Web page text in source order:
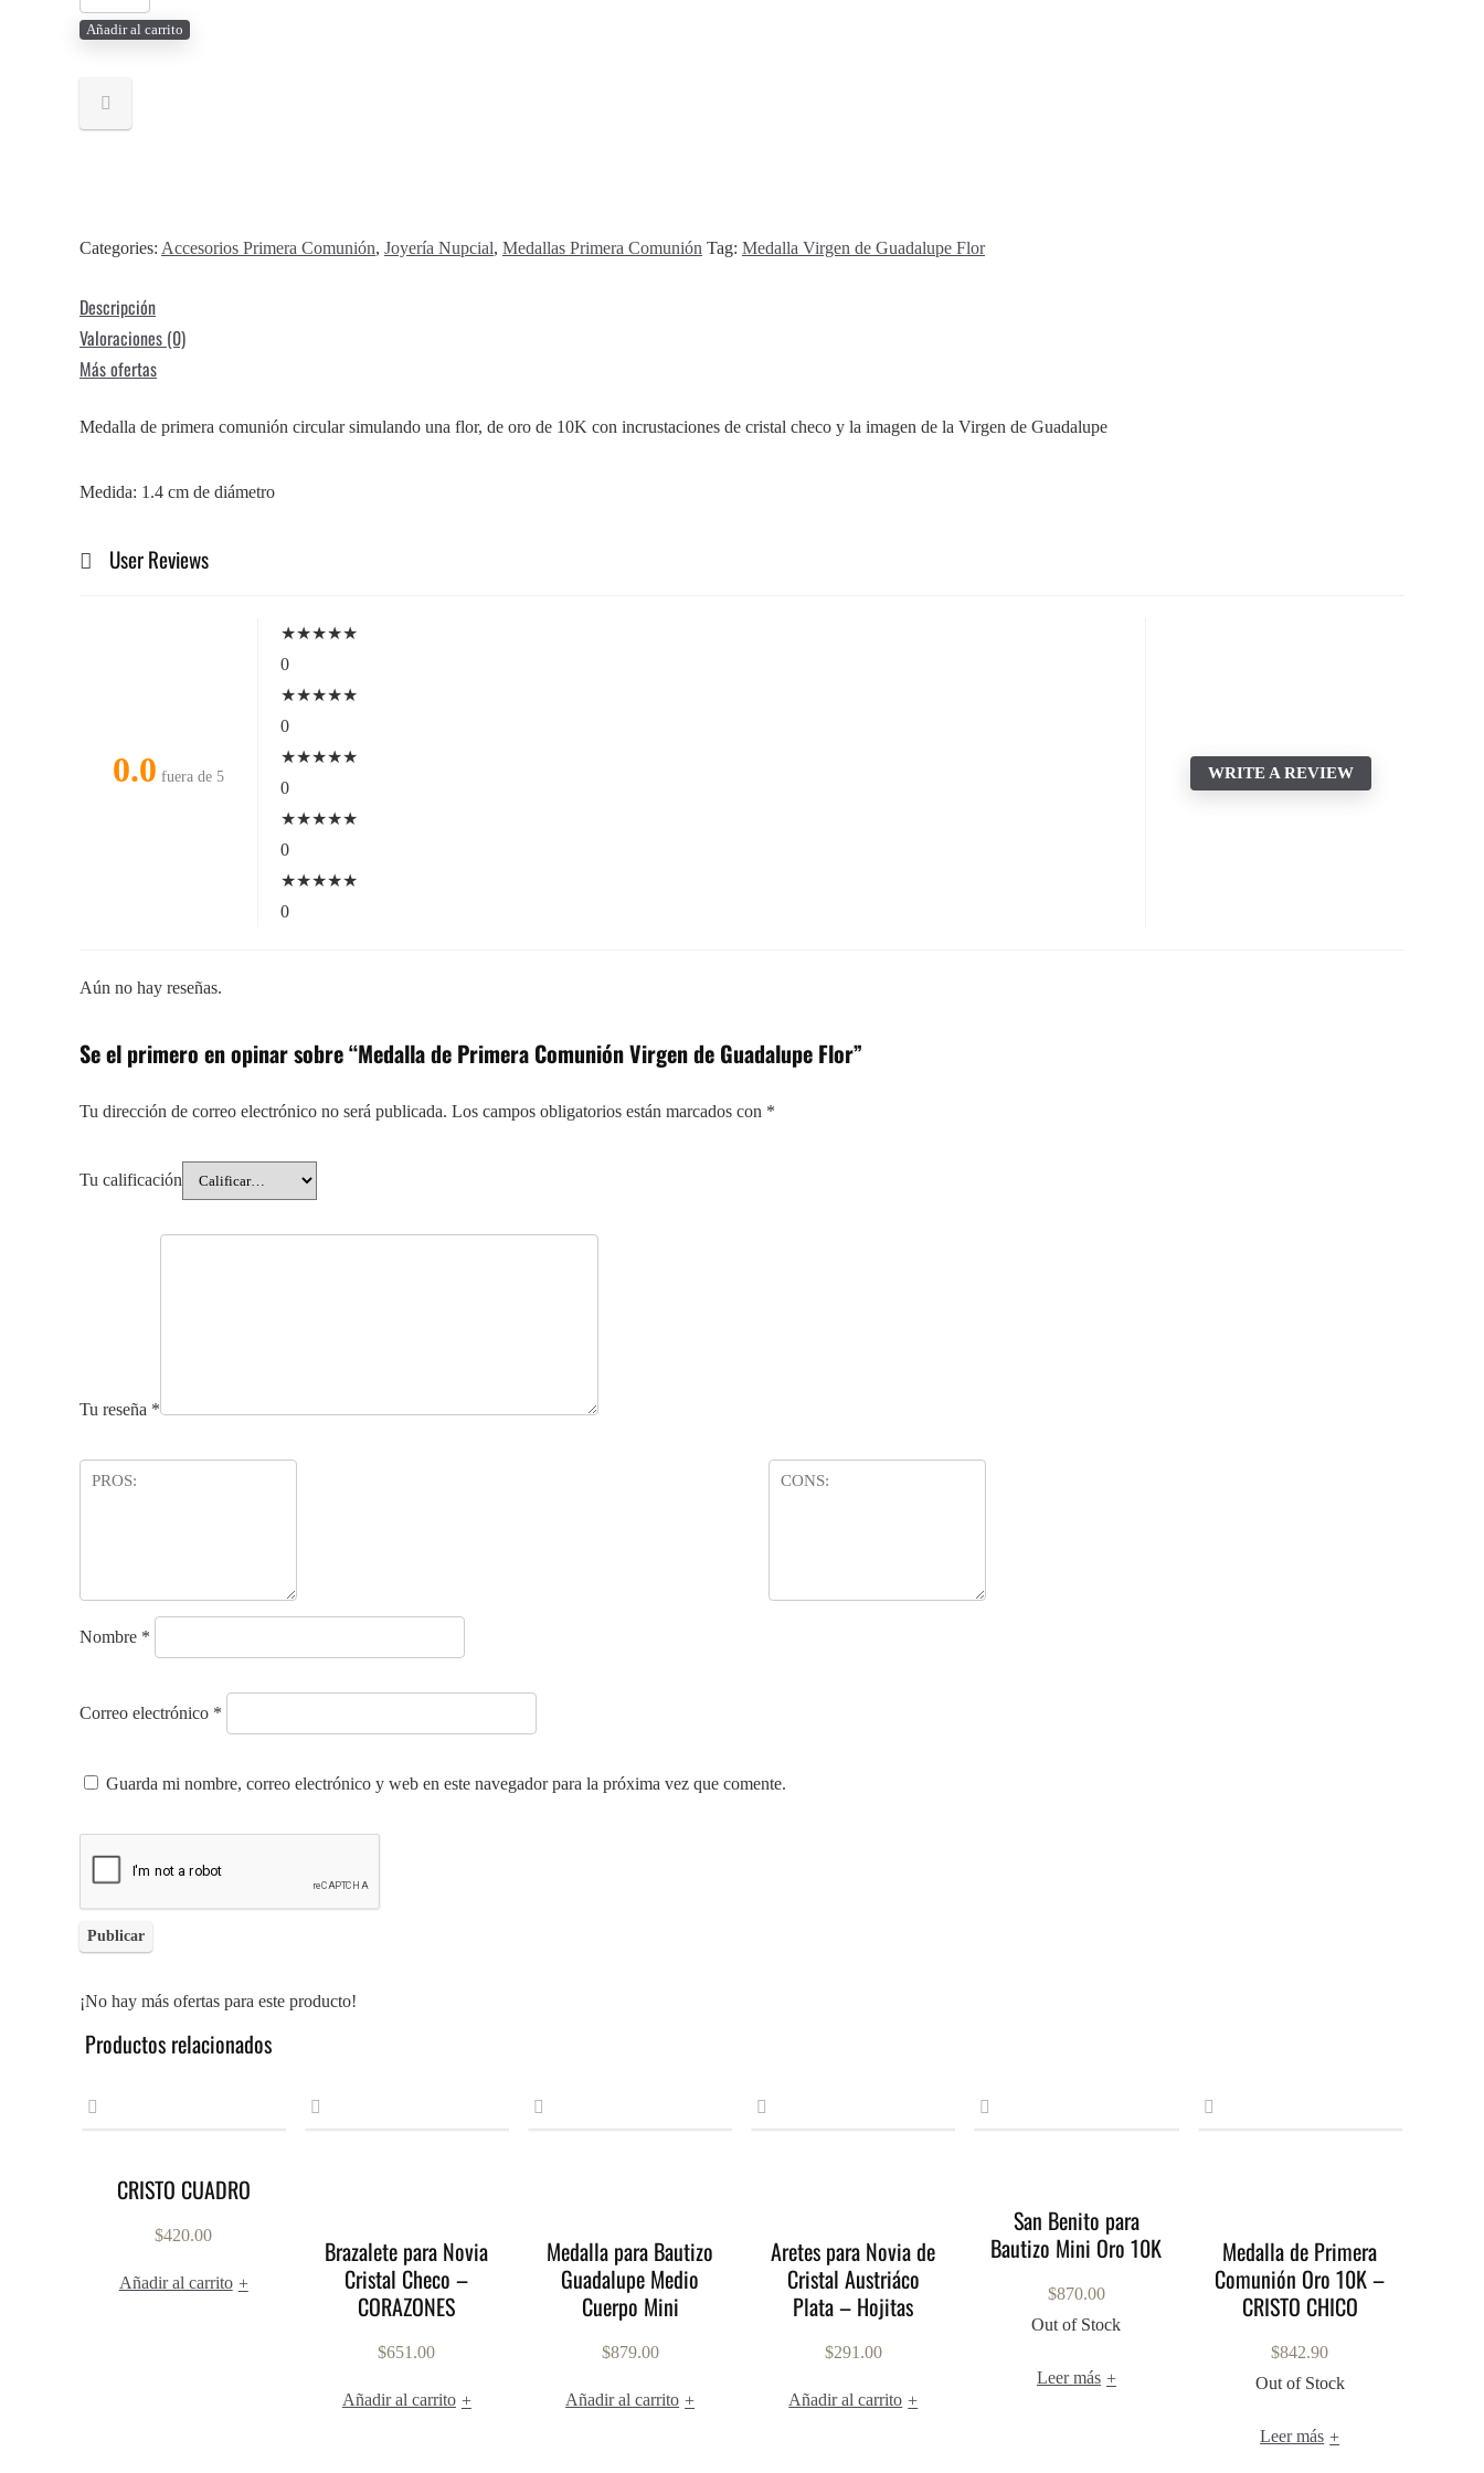
de
Virgen
Añadir al carrito
Categories: Accesorios Primera Comunión, Joyería Nupcial, Medallas Primera Comunión Tag: Medalla Virgen de Guadalupe Flor
Descripción
Valoraciones (0)
Más ofertas
Medalla de primera comunión circular simulando una flor, de oro de 10K con incrustaciones de cristal checo y la imagen de la Virgen de Guadalupe
Medida: 1.4 cm de diámetro
User Reviews
0.0 fuera de 5
★★★★★
0
★★★★★
0
★★★★★
0
★★★★★
0
★★★★★
0
WRITE A REVIEW
Aún no hay reseñas.
Se el primero en opinar sobre “Medalla de Primera Comunión Virgen de Guadalupe Flor”
Tu dirección de correo electrónico no será publicada. Los campos obligatorios están marcados con *
Tu calificación
Tu reseña *
Nombre *
Correo electrónico *
Guarda mi nombre, correo electrónico y web en este navegador para la próxima vez que comente.
¡No hay más ofertas para este producto!
Productos relacionados
CRISTO CUADRO
$420.00
Añadir al carrito +
Brazalete para Novia
Cristal Checo –
CORAZONES
$651.00
Añadir al carrito +
Medalla para Bautizo
Guadalupe Medio
Cuerpo Mini
$879.00
Añadir al carrito +
Aretes para Novia de
Cristal Austriáco
Plata – Hojitas
$291.00
Añadir al carrito +
San Benito para
Bautizo Mini Oro 10K
$870.00
Out of Stock
Leer más +
Medalla de Primera
Comunión Oro 10K –
CRISTO CHICO
$842.90
Out of Stock
Leer más +